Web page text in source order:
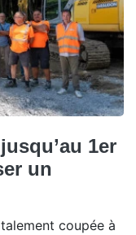
1er
un
coupée à